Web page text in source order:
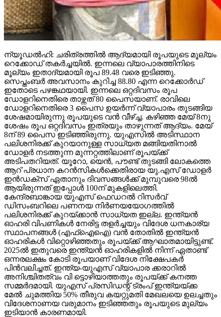
ന്യൂഡല്‍ഹി: ചരിത്രത്തില്‍ ആദ്യമായി രൂപയുടെ മൂല്യം
റെക്കോഡ് തകര്‍ച്ചയില്‍. ഇന്നലെ വ്യാപാരത്തിനിടെ
മൂല്യം ഇതാദ്യമായി രൂപ 89.48 വരെ ഇടിഞ്ഞു.
സെപ്തംബര്‍ അവസാനം കുറിച്ച 88.80 എന്ന റെക്കോര്‍ഡ്
ഇതോടെ പഴങ്കഥയായി. ഇന്നലെ ഒറ്റദിവസം രൂപ
ഡോളറിനെതിരെ താഴ്ന്നത് 80 പൈസയാണ്. രാവിലെ
ഡോളറിനെതിരെ 3 പൈസ ഉയര്‍ന്ന് വ്യാപാരം തുടങ്ങിയ
ശേഷമായിരുന്നു രൂപയുടെ വന്‍ വീഴ്ച്ച. കഴിഞ്ഞ മേയ് 8നു
ശേഷം രൂപ ഒറ്റദിവസം ഇത്രയും താഴുന്നത് ആദ്യം. മേയ്
8ന് 89 പൈസ ഇടിഞ്ഞിരുന്നു. യുഎസില്‍ അടിസ്ഥാന
പലിശനിരക്ക് കുറയാനുള്ള സാധ്യത മങ്ങിയതിനാല്‍
ഡോളര്‍ നടത്തുന്ന മുന്നറ്റത്തിലാണ് രൂപയ്ക്ക്
അടിപതറിയത്. യൂറോ, യെന്‍, പൗണ്ട് തുടങ്ങി ലോകത്തെ
ആറ് പ്രധാന കറന്‍സികള്‍ക്കെതിരായ യു.എസ് ഡോളര്‍
ഇന്‍ഡക്‌സ് ഏതാനും ദിവസങ്ങള്‍ക്ക് മുമ്പുവരെ 98ല്‍
ആയിരുന്നത് ഇപ്പോള്‍ 100ന് മുകളിലെത്തി.
കേന്ദ്രബാങ്കായ യുഎസ് ഫെഡറല്‍ റിസര്‍വ്
ഡിസംബറിലെ പണനയ നിര്‍ണയയോഗത്തില്‍
പലിശനിരക്ക് കുറയ്ക്കാന്‍ സാധ്യത ഇല്ല. ഇന്ത്യന്‍
ഓഹരി വിപണികള്‍ നേരിട്ട തളര്‍ച്ചയും വിദേശ ധനകാര്യ
സ്ഥാപനങ്ങള്‍ (എഫ്‌ഐഐ) വന്‍ തോതില്‍ ഇന്ത്യന്‍
ഓഹരികള്‍ വിറ്റൊഴിഞ്ഞതും രൂപയ്ക്ക് ആഘാതമായിട്ടുണ്ട്.
2025ല്‍ ഇതുവരെ ഇന്ത്യന്‍ ഓഹരികളില്‍ നിന്ന് ഏതാണ്ട്
ഒന്നരലക്ഷം കോടി രൂപയാണ് വിദേശ നിക്ഷേപകര്‍
പിന്‍വലിച്ചത്. ഇന്ത്യ-യുഎസ് വ്യാപാര ക്കരാറില്‍
അനിശ്ചിതത്വം വി ട്ടൊഴിയാത്തതും രൂപയ്ക്ക് കനത്ത
സമ്മര്‍ദമായി. യുഎസ് പ്രസിഡന്റ് ട്രംപ് ഇന്ത്യയ്ക്ക
മേല്‍ ചുമത്തിയ 50% തീരുവ കയറ്റുമതി മേഖലയെ ഉലച്ചതും
വിദേശനാണയ വരുമാനം ഇടിഞ്ഞതും രൂപയുടെ മുല്യം
ഇടിയാന്‍ കാരണമായി.